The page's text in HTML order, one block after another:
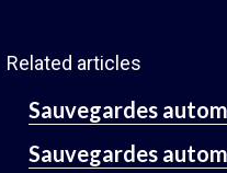
Related articles
Sauvegardes
Sauvegardes